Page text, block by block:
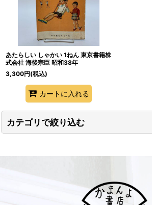
あたらしい しゃかい 1ねん 東京書籍株
式会社 海後宗臣 昭和38年
3,300円(税込)
カートに入れる
カテゴリで絞り込む
戦後の教科書・参考書（昭和20年〜昭和39年